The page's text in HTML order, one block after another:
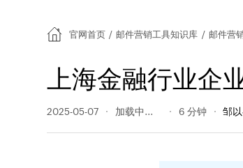
官网首页 / 邮件营销工具知识库 / 邮件营
上海金融行业企
2025-05-07 197 阅读量 6 分钟 邹